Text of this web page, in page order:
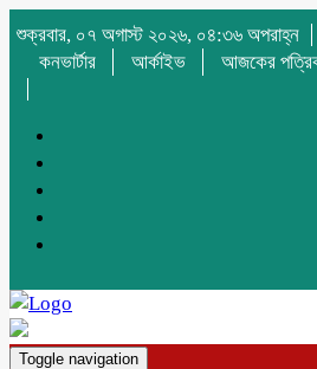
শুক্রবার, ০৭ অগাস্ট ২০২৬, ০৪:৩৬ অপরাহ্ন
কনভার্টার
আর্কাইভ আজকের
Toggle navigation